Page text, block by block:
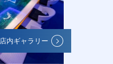
店内ギャラリー